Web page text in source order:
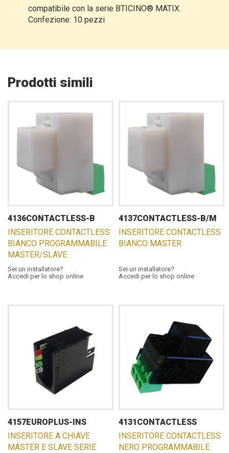
compatibile con la serie BTICINO® MATIX.
Confezione: 10 pezzi
Prodotti simili
4136CONTACTLESS-B
INSERITORE CONTACTLESS
BIANCO PROGRAMMABILE
MASTER/SLAVE
Sei un installatore?
Accedi per lo shop online
4137CONTACTLESS-B/M
INSERITORE CONTACTLESS
BIANCO MASTER
Sei un installatore?
Accedi per lo shop online
4157EUROPLUS-INS
INSERITORE A CHIAVE
MASTER E SLAVE SERIE
4131CONTACTLESS
INSERITORE CONTACTLESS
NERO PROGRAMMABILE